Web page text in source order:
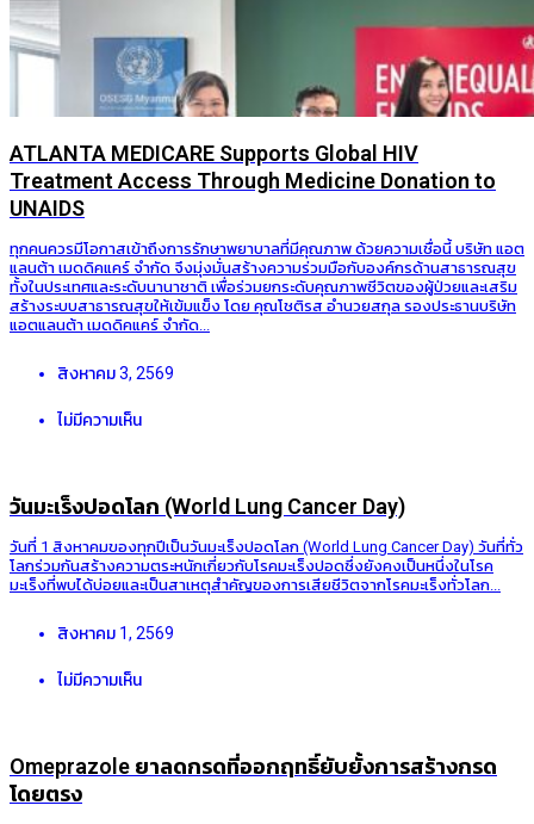
ATLANTA MEDICARE Supports Global HIV
Treatment Access Through Medicine Donation to
UNAIDS
ทุกคนควรมีโอกาสเข้าถึงการรักษาพยาบาลที่มีคุณภาพ ด้วยความเชื่อนี้ บริษัท แอต
แลนต้า เมดดิคแคร์ จำกัด จึงมุ่งมั่นสร้างความร่วมมือกับองค์กรด้านสาธารณสุข
ทั้งในประเทศและระดับนานาชาติ เพื่อร่วมยกระดับคุณภาพชีวิตของผู้ป่วยและเสริม
สร้างระบบสาธารณสุขให้เข้มแข็ง โดย คุณโชติรส อำนวยสกุล รองประธานบริษัท
แอตแลนต้า เมดดิคแคร์ จำกัด...
สิงหาคม 3, 2569
ไม่มีความเห็น
วันมะเร็งปอดโลก (World Lung Cancer Day)
วันที่ 1 สิงหาคมของทุกปีเป็นวันมะเร็งปอดโลก (World Lung Cancer Day) วันที่ทั่ว
โลกร่วมกันสร้างความตระหนักเกี่ยวกับโรคมะเร็งปอดซึ่งยังคงเป็นหนึ่งในโรค
มะเร็งที่พบได้บ่อยและเป็นสาเหตุสำคัญของการเสียชีวิตจากโรคมะเร็งทั่วโลก...
สิงหาคม 1, 2569
ไม่มีความเห็น
Omeprazole ยาลดกรดที่ออกฤทธิ์ยับยั้งการสร้างกรด
โดยตรง